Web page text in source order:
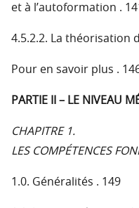
et à l’autoformation .
4.5.2.2. La théorisation
Pour en savoir plus .
PARTIE II – LE NIVEAU
CHAPITRE 1.
LES COMPÉTENCES
1.0. Généralités . 149